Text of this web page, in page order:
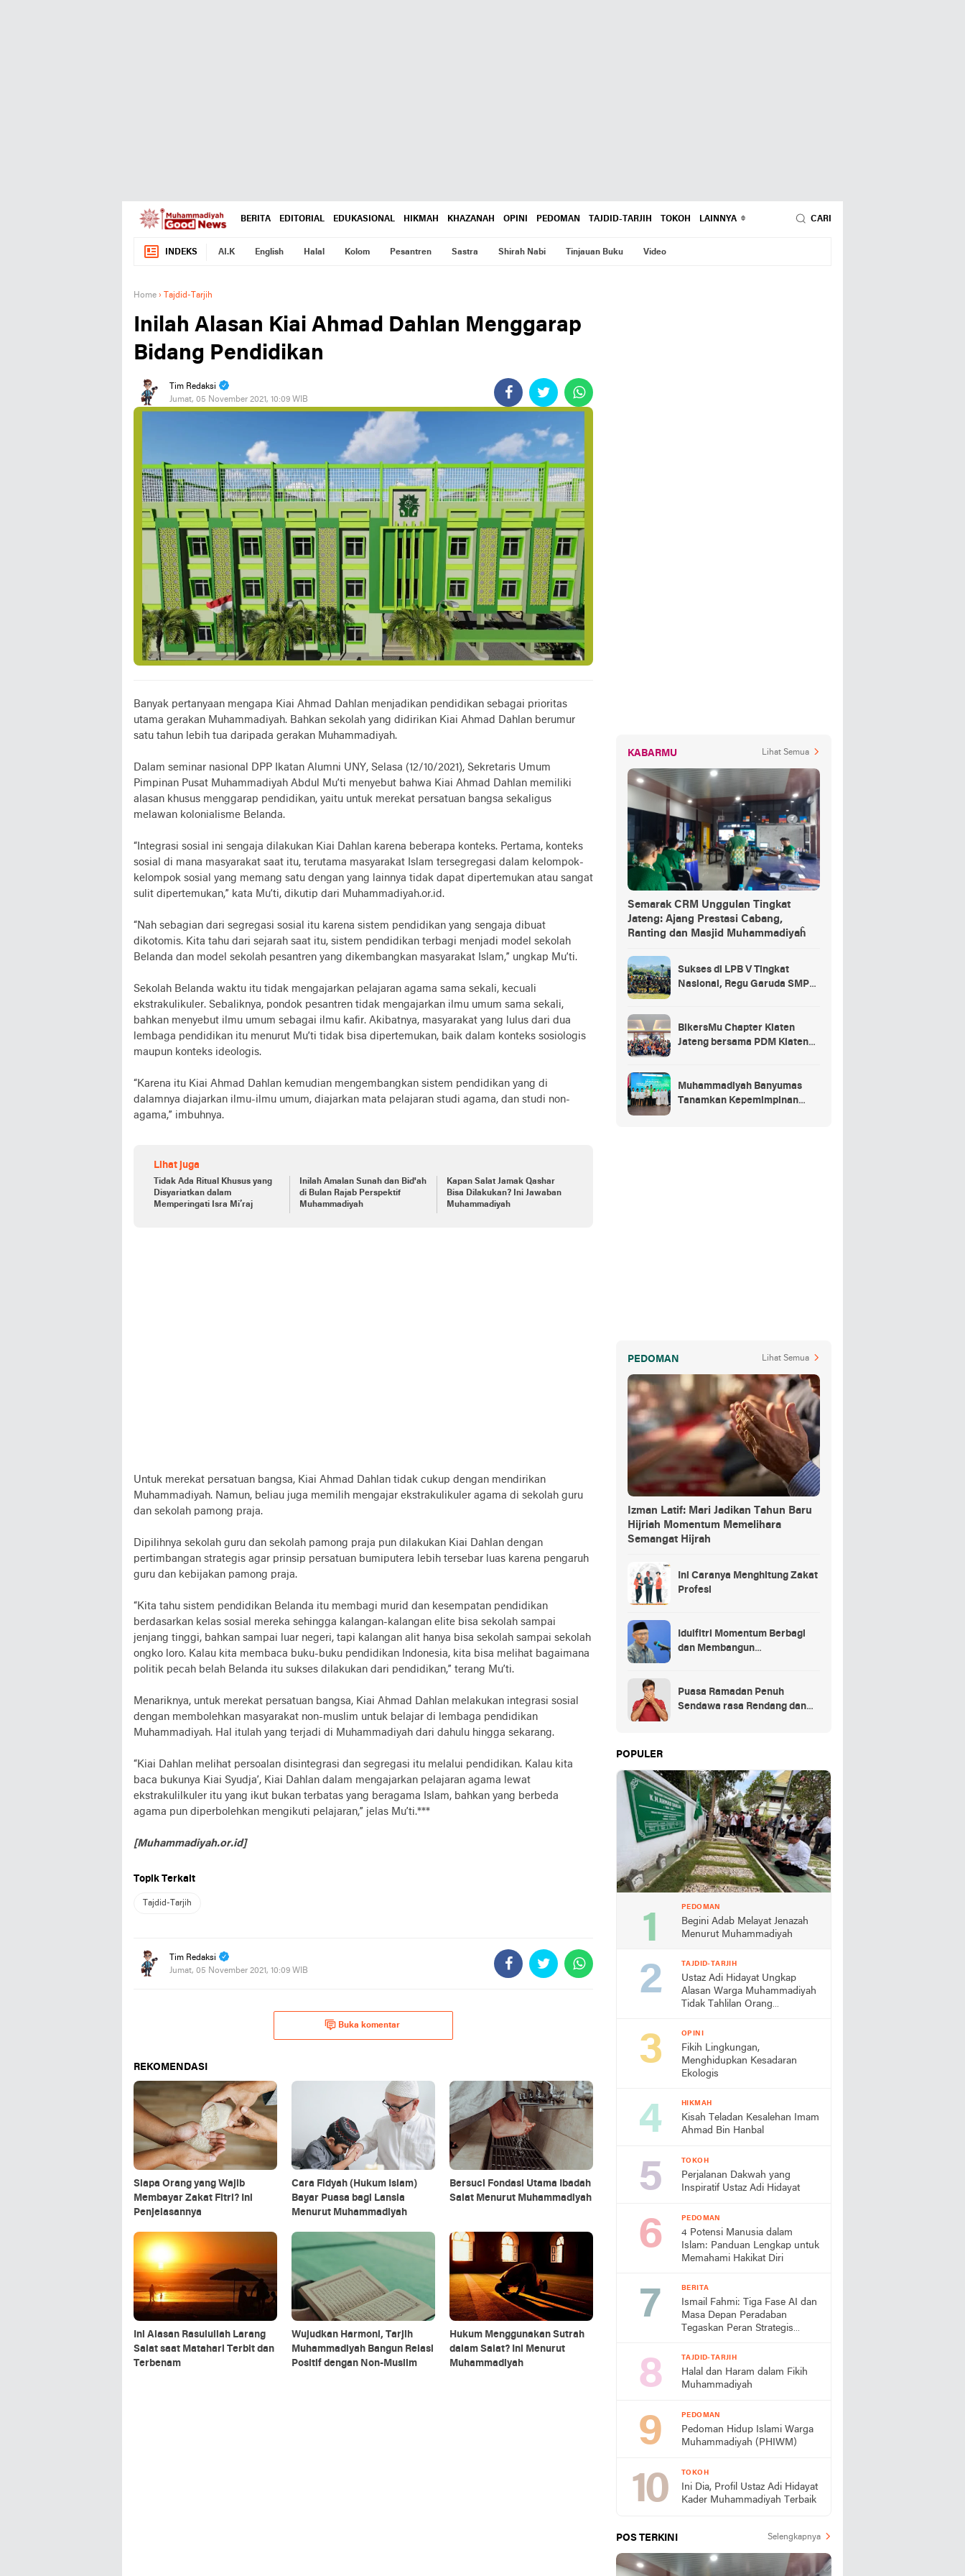
BERITA EDITORIAL EDUKASIONAL HIKMAH KHAZANAH OPINI PEDOMAN TAJDID-TARJIH TOKOH LAINNYA CARI
INDEKS AI.K English Halal Kolom Pesantren Sastra Shirah Nabi Tinjauan Buku Video
Home › Tajdid-Tarjih
Inilah Alasan Kiai Ahmad Dahlan Menggarap
Bidang Pendidikan
Tim Redaksi
Jumat, 05 November 2021, 10:09 WIB
Banyak pertanyaan mengapa Kiai Ahmad Dahlan menjadikan pendidikan sebagai prioritas
utama gerakan Muhammadiyah. Bahkan sekolah yang didirikan Kiai Ahmad Dahlan berumur
satu tahun lebih tua daripada gerakan Muhammadiyah.
Dalam seminar nasional DPP Ikatan Alumni UNY, Selasa (12/10/2021), Sekretaris Umum
Pimpinan Pusat Muhammadiyah Abdul Mu’ti menyebut bahwa Kiai Ahmad Dahlan memiliki
alasan khusus menggarap pendidikan, yaitu untuk merekat persatuan bangsa sekaligus
melawan kolonialisme Belanda.
“Integrasi sosial ini sengaja dilakukan Kiai Dahlan karena beberapa konteks. Pertama, konteks
sosial di mana masyarakat saat itu, terutama masyarakat Islam tersegregasi dalam kelompok-
kelompok sosial yang memang satu dengan yang lainnya tidak dapat dipertemukan atau sangat
sulit dipertemukan,” kata Mu’ti, dikutip dari Muhammadiyah.or.id.
“Nah sebagian dari segregasi sosial itu karena sistem pendidikan yang sengaja dibuat
dikotomis. Kita tahu dari sejarah saat itu, sistem pendidikan terbagi menjadi model sekolah
Belanda dan model sekolah pesantren yang dikembangkan masyarakat Islam,” ungkap Mu’ti.
Sekolah Belanda waktu itu tidak mengajarkan pelajaran agama sama sekali, kecuali
ekstrakulikuler. Sebaliknya, pondok pesantren tidak mengajarkan ilmu umum sama sekali,
bahkan menyebut ilmu umum sebagai ilmu kafir. Akibatnya, masyarakat yang lulus dari dua
lembaga pendidikan itu menurut Mu’ti tidak bisa dipertemukan, baik dalam konteks sosiologis
maupun konteks ideologis.
“Karena itu Kiai Ahmad Dahlan kemudian mengembangkan sistem pendidikan yang di
dalamnya diajarkan ilmu-ilmu umum, diajarkan mata pelajaran studi agama, dan studi non-
agama,” imbuhnya.
Lihat juga
Tidak Ada Ritual Khusus yang
Disyariatkan dalam
Memperingati Isra Mi’raj
Inilah Amalan Sunah dan Bid'ah
di Bulan Rajab Perspektif
Muhammadiyah
Kapan Salat Jamak Qashar
Bisa Dilakukan? Ini Jawaban
Muhammadiyah
Untuk merekat persatuan bangsa, Kiai Ahmad Dahlan tidak cukup dengan mendirikan
Muhammadiyah. Namun, beliau juga memilih mengajar ekstrakulikuler agama di sekolah guru
dan sekolah pamong praja.
Dipilihnya sekolah guru dan sekolah pamong praja pun dilakukan Kiai Dahlan dengan
pertimbangan strategis agar prinsip persatuan bumiputera lebih tersebar luas karena pengaruh
guru dan kebijakan pamong praja.
“Kita tahu sistem pendidikan Belanda itu membagi murid dan kesempatan pendidikan
berdasarkan kelas sosial mereka sehingga kalangan-kalangan elite bisa sekolah sampai
jenjang tinggi, bahkan sampai luar negeri, tapi kalangan alit hanya bisa sekolah sampai sekolah
ongko loro. Kalau kita membaca buku-buku pendidikan Indonesia, kita bisa melihat bagaimana
politik pecah belah Belanda itu sukses dilakukan dari pendidikan,” terang Mu’ti.
Menariknya, untuk merekat persatuan bangsa, Kiai Ahmad Dahlan melakukan integrasi sosial
dengan membolehkan masyarakat non-muslim untuk belajar di lembaga pendidikan
Muhammadiyah. Hal itulah yang terjadi di Muhammadiyah dari dahulu hingga sekarang.
“Kiai Dahlan melihat persoalan disintegrasi dan segregasi itu melalui pendidikan. Kalau kita
baca bukunya Kiai Syudja’, Kiai Dahlan dalam mengajarkan pelajaran agama lewat
ekstrakulilkuler itu yang ikut bukan terbatas yang beragama Islam, bahkan yang berbeda
agama pun diperbolehkan mengikuti pelajaran,” jelas Mu’ti.***
[Muhammadiyah.or.id]
Topik Terkait
Tajdid-Tarjih
Tim Redaksi
Jumat, 05 November 2021, 10:09 WIB
Buka komentar
REKOMENDASI
Siapa Orang yang Wajib
Membayar Zakat Fitri? Ini
Penjelasannya
Cara Fidyah (Hukum Islam)
Bayar Puasa bagi Lansia
Menurut Muhammadiyah
Bersuci Fondasi Utama Ibadah
Salat Menurut Muhammadiyah
Ini Alasan Rasulullah Larang
Salat saat Matahari Terbit dan
Terbenam
Wujudkan Harmoni, Tarjih
Muhammadiyah Bangun Relasi
Positif dengan Non-Muslim
Hukum Menggunakan Sutrah
dalam Salat? Ini Menurut
Muhammadiyah
KABARMU Lihat Semua
Semarak CRM Unggulan Tingkat
Jateng: Ajang Prestasi Cabang,
Ranting dan Masjid Muhammadiyaĥ
Sukses di LPB V Tingkat
Nasional, Regu Garuda SMP
BikersMu Chapter Klaten
Jateng bersama PDM Klaten
Dakwah Komunitas
Muhammadiyah Banyumas
Tanamkan Kepemimpinan
PEDOMAN Lihat Semua
Izman Latif: Mari Jadikan Tahun Baru
Hijriah Momentum Memelihara
Semangat Hijrah
Ini Caranya Menghitung Zakat
Profesi
Idulfitri Momentum Berbagi
dan Membangun
Puasa Ramadan Penuh
Sendawa rasa Rendang dan
POPULER
PEDOMAN
Begini Adab Melayat Jenazah
Menurut Muhammadiyah
TAJDID-TARJIH
Ustaz Adi Hidayat Ungkap
Alasan Warga Muhammadiyah
Tidak Tahlilan Orang
OPINI
Fikih Lingkungan,
Menghidupkan Kesadaran
Ekologis
HIKMAH
Kisah Teladan Kesalehan Imam
Ahmad Bin Hanbal
TOKOH
Perjalanan Dakwah yang
Inspiratif Ustaz Adi Hidayat
PEDOMAN
4 Potensi Manusia dalam
Islam: Panduan Lengkap untuk
Memahami Hakikat Diri
BERITA
Ismail Fahmi: Tiga Fase AI dan
Masa Depan Peradaban
Tegaskan Peran Strategis
TAJDID-TARJIH
Halal dan Haram dalam Fikih
Muhammadiyah
PEDOMAN
Pedoman Hidup Islami Warga
Muhammadiyah (PHIWM)
TOKOH
Ini Dia, Profil Ustaz Adi Hidayat
Kader Muhammadiyah Terbaik
POS TERKINI Selengkapnya